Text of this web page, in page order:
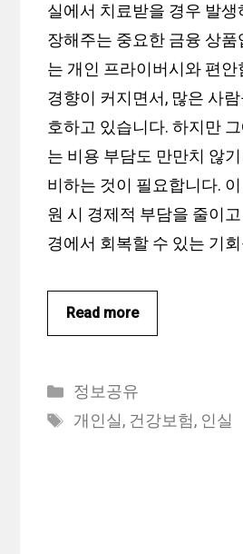
실에서 치료받을 경우 발생
장해주는 중요한 금융 상품
는 개인 프라이버시와 편
경향이 커지면서, 많은 사
호하고 있습니다. 하지만
는 비용 부담도 만만치 않
비하는 것이 필요합니다.
원 시 경제적 부담을 줄이
경에서 회복할 수 있는 기
Read more
Categories
정보공유
Tags
개인실, 건강보험, 인실